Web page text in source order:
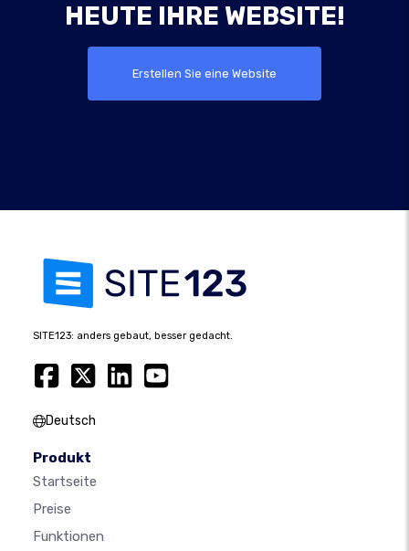
HEUTE IHRE WEBSITE!
Erstellen Sie eine Website
SITE123: anders gebaut, besser gedacht.
Deutsch
Produkt
Startseite
Preise
Funktionen